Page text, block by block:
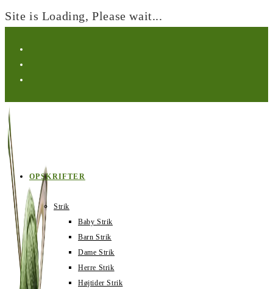
Site is Loading, Please wait...
indhold
OPSKRIFTER
Strik
Baby Strik
Barn Strik
Dame Strik
Herre Strik
Højtider Strik